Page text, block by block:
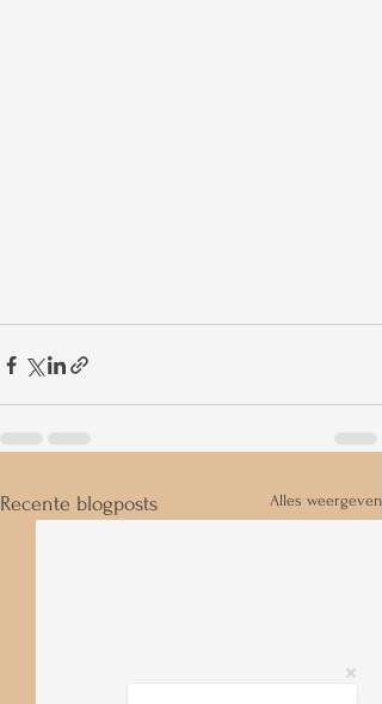
Recente blogposts Alles weergeven